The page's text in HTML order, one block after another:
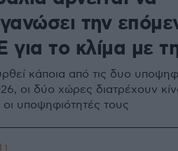
την
το κλίμα με
κάποια από τις δυο
οι δύο χώρες διατρέχουν
υποψηφιότητές τους
1